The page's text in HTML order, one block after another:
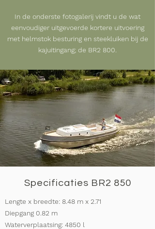
In de onderste fotogalerij vindt u de wat
eenvoudiger uitgevoerde kortere uitvoering
met helmstok besturingen steekluiken bij de
kajuitingang; de BR2 800.
Specificaties BR2 850
Lengte x breedte: 8.48 m x 2.71
Diepgang 0.82 m
Waterverplaatsing: 4850 l